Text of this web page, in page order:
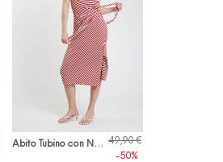
A
bito Tubino con Nodo 49,90 €
-50%